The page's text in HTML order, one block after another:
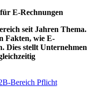
E-Rechnungen
seit Jahren Thema.
Fakten, wie E-
Dies stellt Unternehmen